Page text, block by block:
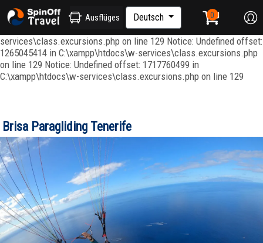
Notice: Undefined index: ordenar in C:\xampp\htdocs\w-
services\repositories\GroupRepository.php on line 415 Notice:
Undefined offset: 1265045344 in C:\xampp\htdocs\w-
services\class.excursions.php on line 129 Notice: Undefined offset:
1265045414 in C:\xampp\htdocs\w-services\class.excursions.php
on line 129 Notice: Undefined offset: 1717760499 in
C:\xampp\htdocs\w-services\class.excursions.php on line 129
Ausflüges Deutsch
Brisa Paragliding Tenerife